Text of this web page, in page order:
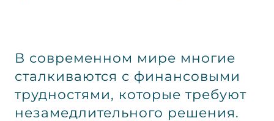
В современном мире многие
сталкиваются с финансовыми
трудностями, которые требуют
незамедлительного решения.